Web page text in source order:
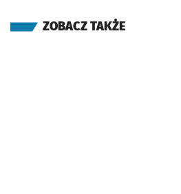
ZOBACZ TAKŻE